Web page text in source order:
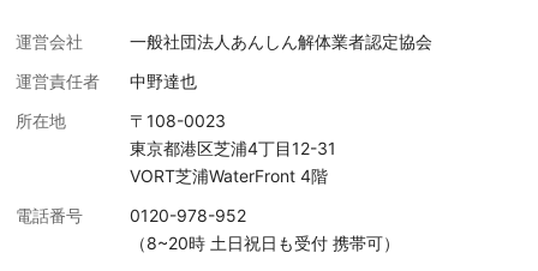
運営会社
一般社団法人あんしん解体業者認定協会
運営責任者
中野達也
所在地
〒108-0023
東京都港区芝浦4丁目12-31
VORT芝浦WaterFront 4階
電話番号
0120-978-952
（8~20時 土日祝日も受付 携帯可）